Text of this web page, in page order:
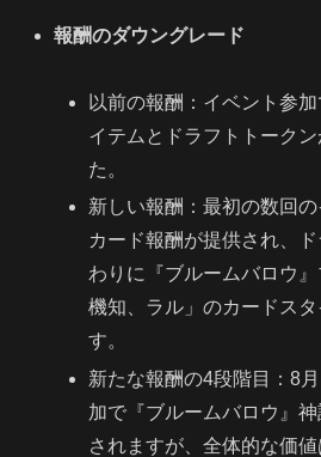
報酬のダウングレード
以前の報酬：イベント参
イテムとドラフトトーク
た。
新しい報酬：最初の数回
カード報酬が提供され、
わりに『ブルームバロウ』
機知、ラル」のカードス
す。
新たな報酬の4段階目：8
加で『ブルームバロウ』
されますが、全体的な価